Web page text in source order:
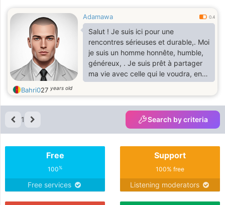
Adamawa 0.4
Salut ! Je suis ici pour une
rencontres sérieuses et durable,. Moi
je suis un homme honnête, humble,
généreux, . Je suis prêt à partager
ma vie avec celle qui le voudra, en
faite on verra si vous êtes celle que
je recherche bien.. À plus
Bahri027 years old
1 Search by criteria
Free
100%
Free services
Support
100% free
Listening moderators